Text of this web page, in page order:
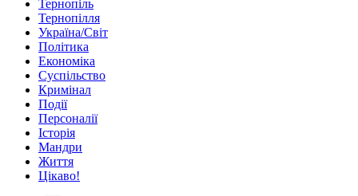
Тернопіль
Тернопілля
Україна/Світ
Політика
Економіка
Суспільство
Кримінал
Події
Персоналії
Історія
Мандри
Життя
Цікаво!